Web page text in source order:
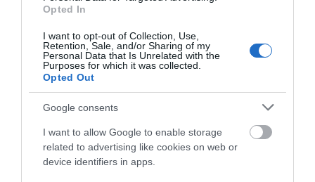
Opted In
I want to opt-out of Collection, Use,
Retention, Sale, and/or Sharing of my
Personal Data that Is Unrelated with the
Purposes for which it was collected.
Opted Out
Google consents
I want to allow Google to enable storage
related to advertising like cookies on web or
device identifiers in apps.
06.08.2026 | 13:45
Νεότερα για τη φωτιά σε
εμπορικό κατάστημα στη Χαλκίδα
06.08.2026 | 13:45
Καλοκαίρι στην Εύβοια χωρίς
«Ταβέρνα Ξενύχτη» δεν γίνεται!
Χρόνια τώρα αυθεντικές γεύσεις!
06.08.2026 | 13:30
Τρόμος σε πτήση της
Air India: Το
απότομα ύψος – 17
τραυματίες
NHS για ανάρμοστη
σεξουαλική
συμπεριφορά